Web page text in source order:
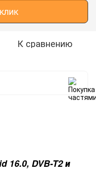
К сравнению
16.0, DVB-T2 и